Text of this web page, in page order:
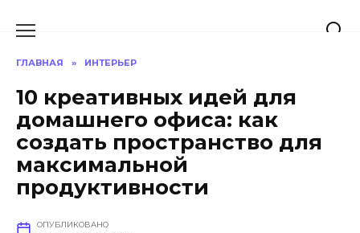
ГЛАВНАЯ » ИНТЕРЬЕР
10 креативных идей для
домашнего офиса: как
создать пространство для
максимальной
продуктивности
ОПУБЛИКОВАНО